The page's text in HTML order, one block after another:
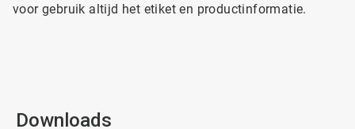
voor gebruik altijd het etiket en productinformatie.
Downloads